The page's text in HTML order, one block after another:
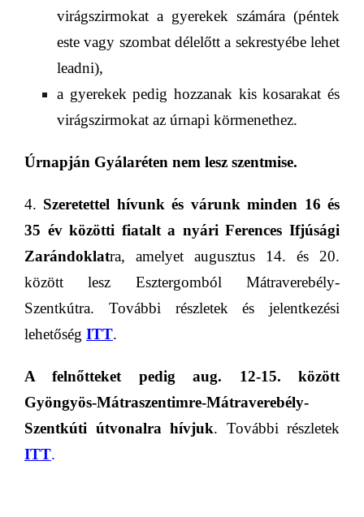
virágszirmokat a gyerekek számára (péntek
este vagy szombat délelőtt a sekrestyébe lehet
leadni),
a gyerekek pedig hozzanak kis kosarakat és
virágszirmokat az úrnapi körmenethez.
Úrnapján Gyálaréten nem lesz szentmise.
4. Szeretettel hívunk és várunk minden 16 és
35 év közötti fiatalt a nyári Ferences Ifjúsági
Zarándoklatra, amelyet augusztus 14. és 20.
közöttlesz Esztergomból Mátraverebély-
Szentkútra. További részletek és jelentkezési
lehetőség ITT.
A felnőtteket pedig aug. 12-15. között
Gyöngyös-Mátraszentimre-Mátraverebély-
Szentkúti útvonalra hívjuk. További részletek
ITT.